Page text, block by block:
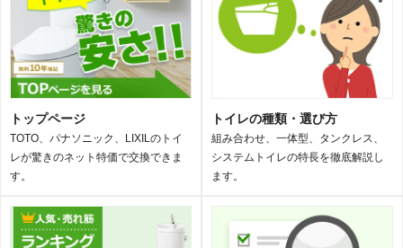
トップページ
TOTO、パナソニック、LIXILのトイ
レが驚きのネット特価で交換できま
す。
トイレの種類・選び方
組み合わせ、一体型、タンクレス、
システムトイレの特長を徹底解説し
ます。